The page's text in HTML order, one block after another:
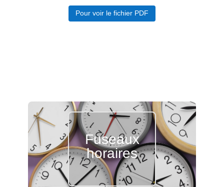
Pour voir le fichier PDF
Fuseaux
horaires